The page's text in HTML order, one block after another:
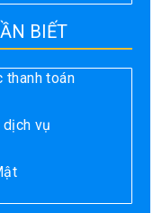
BIẾT
thanh toán
dịch vụ